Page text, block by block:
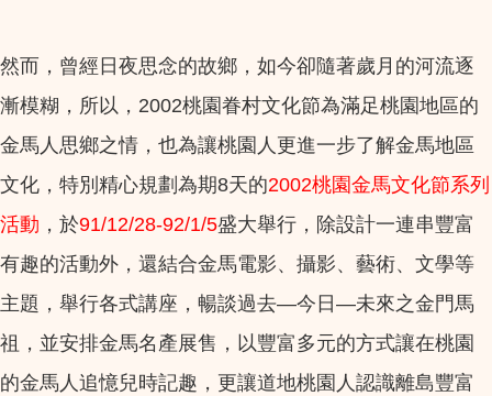
然而，曾經日夜思念的故鄉，如今卻隨著歲月的河流逐
漸模糊，所以，2002桃園眷村文化節為滿足桃園地區的
金馬人思鄉之情，也為讓桃園人更進一步了解金馬地區
文化，特別精心規劃為期8天的2002桃園金馬文化節系列
活動 ，於91/12/28-92/1/5盛大舉行，除設計一連串豐富
有趣的活動外，還結合金馬電影、攝影、藝術、文學等
主題，舉行各式講座，暢談過去—今日—未來之金門馬
祖，並安排金馬名產展售，以豐富多元的方式讓在桃園
的金馬人追憶兒時記趣，更讓道地桃園人認識離島豐富